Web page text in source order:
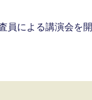
員による講演会を開